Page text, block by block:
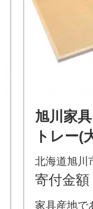
旭川
トレー
_00324
北海道旭川
寄付金額
家具産地で